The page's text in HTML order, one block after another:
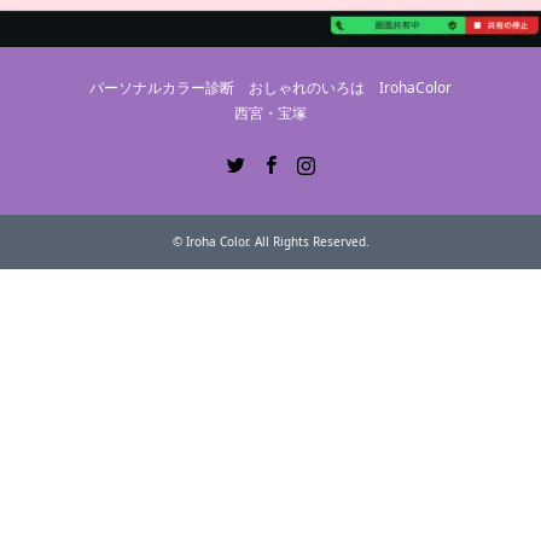
パーソナルカラー診断 おしゃれのいろは IrohaColor
西宮・宝塚
© Iroha Color. All Rights Reserved.